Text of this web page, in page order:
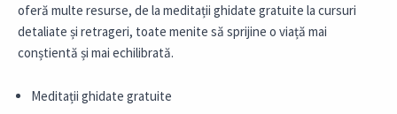
oferă multe resurse, de la meditații ghidate gratuite la cursuri
detaliate și retrageri, toate menite să sprijine o viață mai
conștientă și mai echilibrată.
Meditații ghidate gratuite